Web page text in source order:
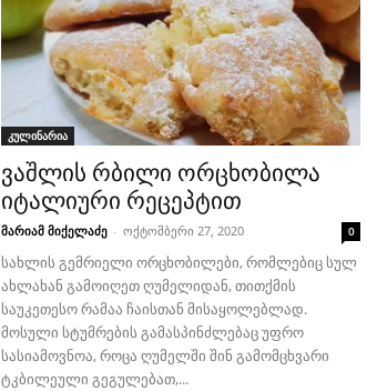
კულინარია
ვაშლის რბილი ორცხობილა
იტალიური რეცეპტით
მარიამ მიქელაძე - ოქტომბერი 27, 2020 0
სახლის გემრიელი ორცხობილები, რომლებიც სულ
ახლახან გამოიღეთ ღუმელიდან, თითქმის
საუკეთესო რამაა ჩაისთან მისაყოლებლად.
მოსული სტუმრების გამასპინძლებაც უფრო
სასიამოვნოა, როცა ღუმელში შინ გამომცხვარი
ტკბილეული გეგულებათ,...